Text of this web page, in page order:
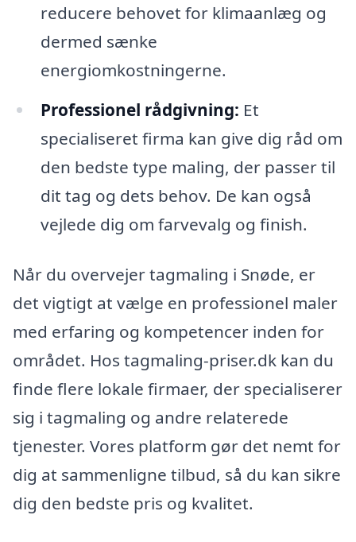
reducere behovet for klimaanlæg og
dermed sænke
energiomkostningerne.
Professionel rådgivning: Et
specialiseret firma kan give dig råd om
den bedste type maling, der passer til
dit tag og dets behov. De kan også
vejlede dig om farvevalg og finish.
Når du overvejer tagmaling i Snøde, er
det vigtigt at vælge en professionel maler
med erfaring og kompetencer inden for
området. Hos tagmaling-priser.dk kan du
finde flere lokale firmaer, der specialiserer
sig i tagmaling og andre relaterede
tjenester. Vores platform gør det nemt for
dig at sammenligne tilbud, så du kan sikre
dig den bedste pris og kvalitet.